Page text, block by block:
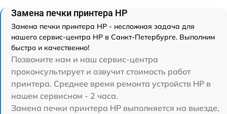
Замена печки принтера HP
Замена печки принтера HP - несложная задача для
нашего сервис-центра HP в Санкт-Петербурге. Выполним
быстро и качественно!
Позвоните нам и наш сервис-центра
проконсультирует и озвучит стоимость работ
принтера. Среднее время ремонта устройств HP в
нашем сервисном - 2 часа.
Замена печки принтера HP выполняется на выезде,